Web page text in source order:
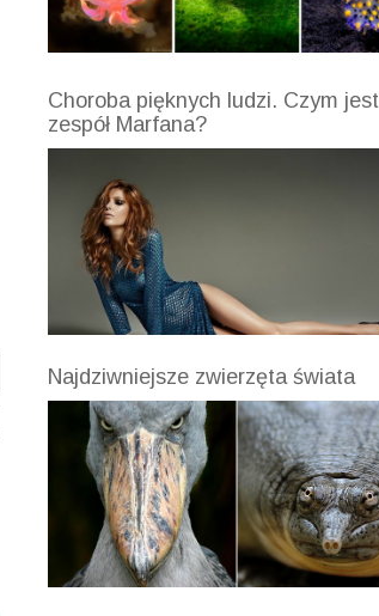
Choroba pięknych ludzi. Czym jest
zespół Marfana?
Najdziwniejsze zwierzęta świata